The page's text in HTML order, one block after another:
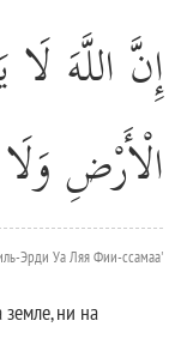
إِنَّ اللَّهَ
الْأَرْضِ
Эрди Уа Ляя Фии-ссамаа'
земле, ни на